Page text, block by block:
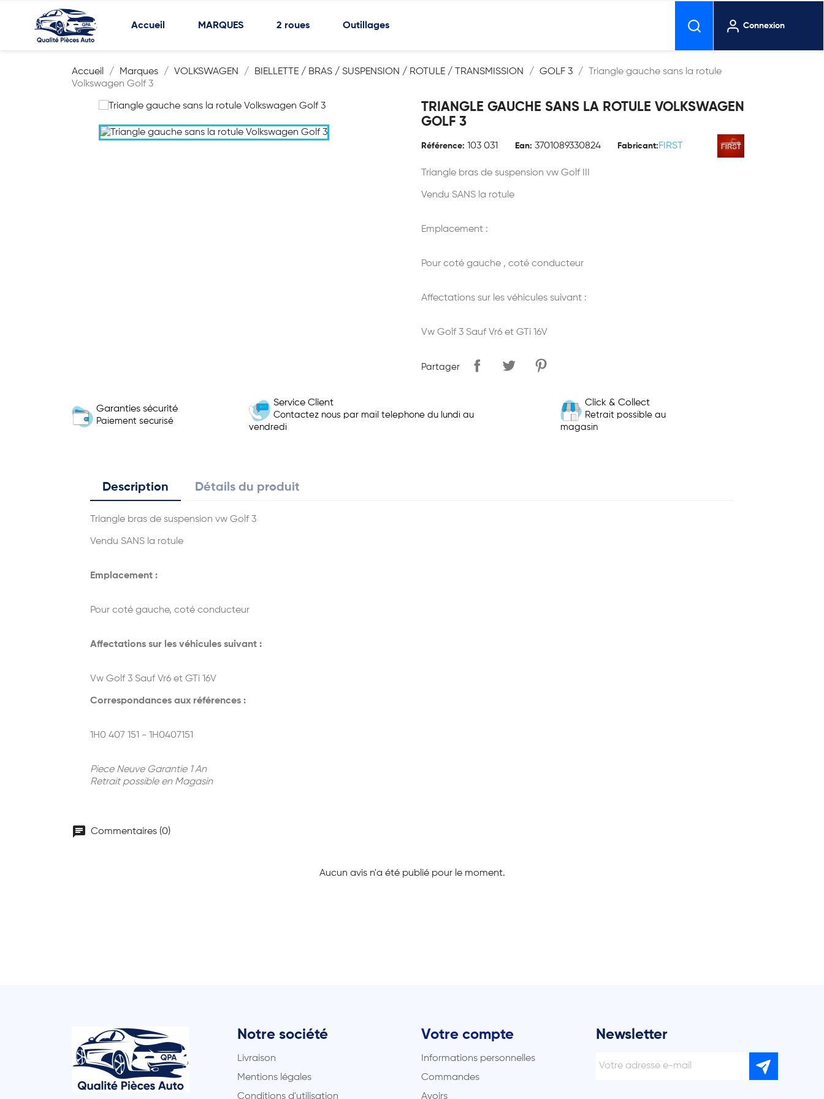
Accueil MARQUES 2 roues Outillages Connexion
Accueil Marques VOLKSWAGEN BIELLETTE / BRAS / SUSPENSION / ROTULE / TRANSMISSION GOLF 3
Triangle gauche sans la rotule
Volkswagen Golf 3
TRIANGLE GAUCHE SANS LA ROTULE VOLKSWAGEN
GOLF 3
Référence: 103 031 Ean: 3701089330824 Fabricant: FIRST
Triangle bras de suspension vw Golf III
Vendu SANS la rotule
Emplacement :
Pour coté gauche , coté conducteur
Affectations sur les véhicules suivant :
Vw Golf 3 Sauf Vr6 et GTi 16V
Partager
Garanties sécurité
Paiement securisé
Service Client
Contactez nous par mail telephone du lundi au
vendredi
Click & Collect
Retrait possible au
magasin
Description Détails du produit
Triangle bras de suspension vw Golf 3
Vendu SANS la rotule
Emplacement :
Pour coté gauche, coté conducteur
Affectations sur les véhicules suivant :
Vw Golf 3 Sauf Vr6 et GTi 16V
Correspondances aux références :
1H0 407 151 - 1H0407151
Piece Neuve Garantie 1 An
Retrait possible en Magasin
chat Commentaires (0)
Aucun avis n'a été publié pour le moment.
Notre société
Livraison
Mentions légales
Conditions d'utilisation
Votre compte
Informations personnelles
Commandes
Avoirs
Newsletter